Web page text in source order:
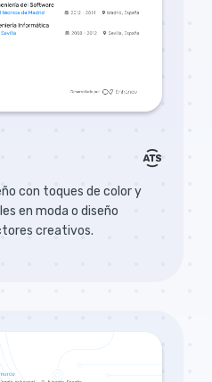
con toques de color y
en moda o diseño
creativos.